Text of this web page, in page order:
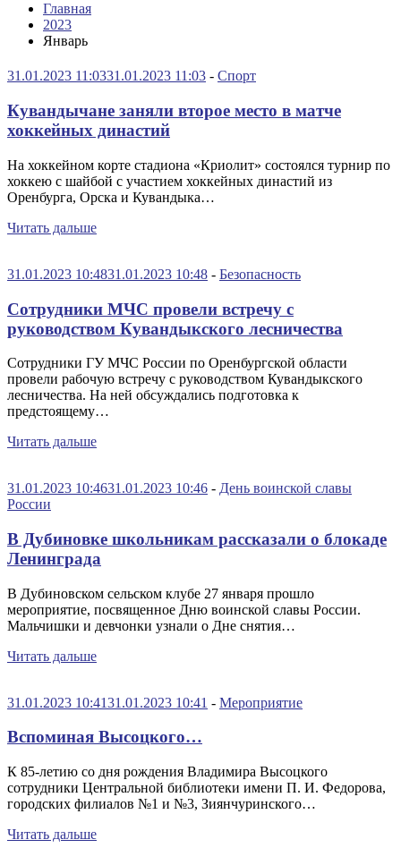
Главная
2023
Январь
31.01.2023 11:0331.01.2023 11:03 - Спорт
Кувандычане заняли второе место в матче
хоккейных династий
На хоккейном корте стадиона «Криолит» состоялся турнир по
хоккею с шайбой с участием хоккейных династий из
Оренбурга, Орска и Кувандыка…
Читать дальше
31.01.2023 10:4831.01.2023 10:48 - Безопасность
Сотрудники МЧС провели встречу с
руководством Кувандыкского лесничества
Сотрудники ГУ МЧС России по Оренбургской области
провели рабочую встречу с руководством Кувандыкского
лесничества. На ней обсуждались подготовка к
предстоящему…
Читать дальше
31.01.2023 10:4631.01.2023 10:46 - День воинской славы
России
В Дубиновке школьникам рассказали о блокаде
Ленинграда
В Дубиновском сельском клубе 27 января прошло
мероприятие, посвященное Дню воинской славы России.
Мальчишки и девчонки узнали о Дне снятия…
Читать дальше
31.01.2023 10:4131.01.2023 10:41 - Мероприятие
Вспоминая Высоцкого…
К 85-летию со дня рождения Владимира Высоцкого
сотрудники Центральной библиотеки имени П. И. Федорова,
городских филиалов №1 и №3, Зиянчуринского…
Читать дальше